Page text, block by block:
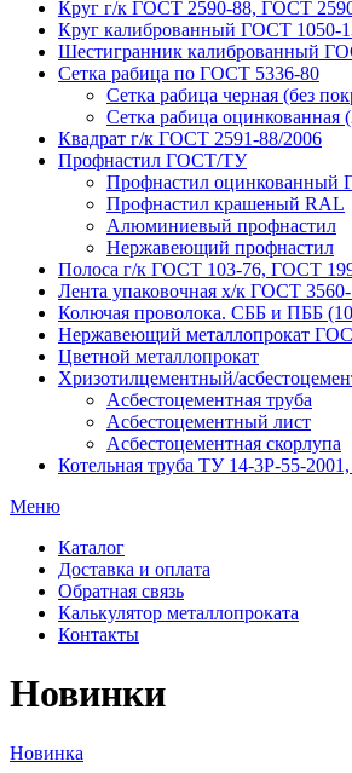
Круг г/к ГОСТ 2590-88, ГОСТ
Круг калиброванный ГОСТ 1050-
Шестигранник калиброванный
Сетка рабица по ГОСТ 5336-80
Сетка рабица черная (без
Сетка рабица оцинкованная
Квадрат г/к ГОСТ 2591-88/2006
Профнастил ГОСТ/ТУ
Профнастил
Профнастил крашеный RAL
Алюминиевый профнастил
Нержавеющий профнастил
Полоса г/к ГОСТ 103-76, ГОСТ
Лента упаковочная х/к ГОСТ
Колючая проволока. СББ и ПББ
Нержавеющий металлопрокат
Цветной металлопрокат
Хризотилцементный/
Асбестоцементная труба
Асбестоцементный лист
Асбестоцементная скорлупа
Котельная труба ТУ 14-3Р-55-
Меню
Каталог
Доставка и оплата
Обратная связь
Калькулятор металлопроката
Контакты
Новинки
Новинка